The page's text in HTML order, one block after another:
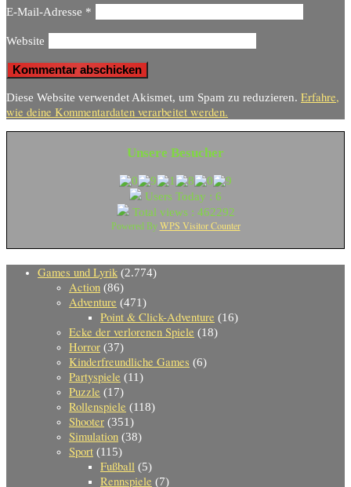
E-Mail-Adresse *
Website
Diese Website verwendet Akismet, um Spam zu reduzieren. Erfahre,
wie deine Kommentardaten verarbeitet werden.
Unsere Besucher
Users Today : 6
Total views : 462292
Powered By WPS Visitor Counter
Games und Lyrik (2.774)
Action (86)
Adventure (471)
Point & Click-Adventure (16)
Ecke der verlorenen Spiele (18)
Horror (37)
Kinderfreundliche Games (6)
Partyspiele (11)
Puzzle (17)
Rollenspiele (118)
Shooter (351)
Simulation (38)
Sport (115)
Fußball (5)
Rennspiele (7)